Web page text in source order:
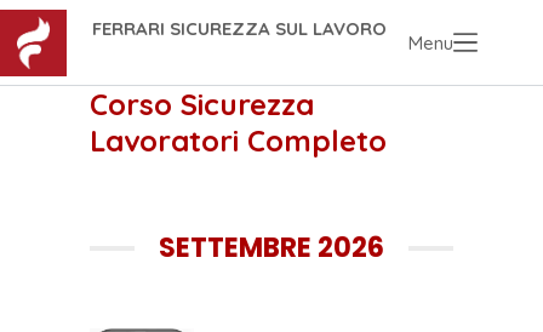
FERRARI SICUREZZA SUL LAVORO
Menu
Corso Sicurezza
Lavoratori Completo
SETTEMBRE 2026